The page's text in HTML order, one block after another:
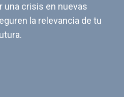
una crisis en nuevas
la relevancia de tu